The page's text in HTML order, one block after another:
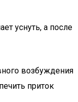
уснуть, а после
возбуждения
приток